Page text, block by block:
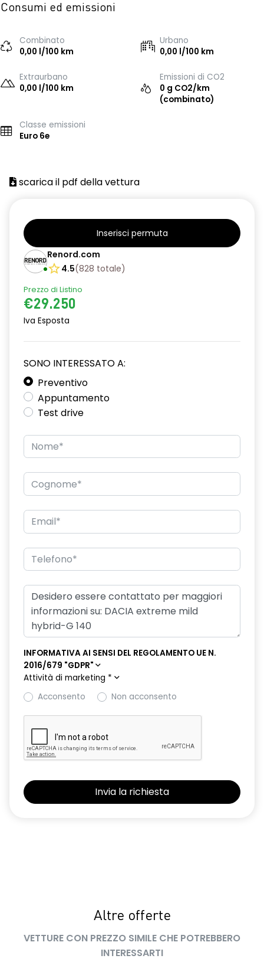
Consumi ed emissioni
Combinato
0,00 l/100 km
Urbano
0,00 l/100 km
Extraurbano
0,00 l/100 km
Emissioni di CO2
0 g CO2/km
(combinato)
Classe emissioni
Euro 6e
scarica il pdf della vettura
Inserisci permuta
Renord.com
4.5(828 totale)
Prezzo di Listino
€29.250
Iva Esposta
SONO INTERESSATO A:
Preventivo
Appuntamento
Test drive
INFORMATIVA AI SENSI DEL REGOLAMENTO UE N.
2016/679 "GDPR"
Attività di marketing *
Acconsento
Non acconsento
Altre offerte
VETTURE CON PREZZO SIMILE CHE POTREBBERO
INTERESSARTI